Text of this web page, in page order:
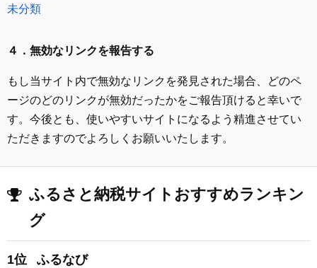
未分類
４．無効なリンクを報告する
もし当サイト内で無効なリンクを発見された場合、どのペ
ージのどのリンクが無効だったかをご報告頂けると幸いで
す。今後とも、使いやすいサイトになるよう精進させてい
ただきますのでよろしくお願いいたします。
ふるさと納税サイトおすすめランキン
グ
1位 ふるなび